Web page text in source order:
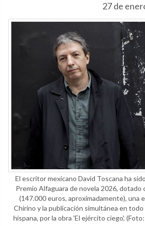
27 de
El escritor mexicano David Toscana ha
Premio Alfaguara de novela 2026, dotado
(147.000 euros, aproximadamente), una
Chirino y la publicación simultánea en
hispana, por la obra 'El ejército ciego',